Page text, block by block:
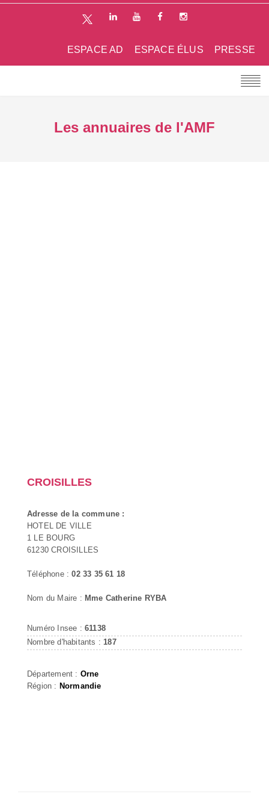
PRESSE
ESPACE ÉLUS
ESPACE AD
Les annuaires de l'AMF
CROISILLES
Adresse de la commune :
HOTEL DE VILLE
1 LE BOURG
61230 CROISILLES
Téléphone :02 33 35 61 18
Nom du Maire : Mme Catherine RYBA
Numéro Insee : 61138
Nombre d'habitants : 187
Département : Orne
Région : Normandie